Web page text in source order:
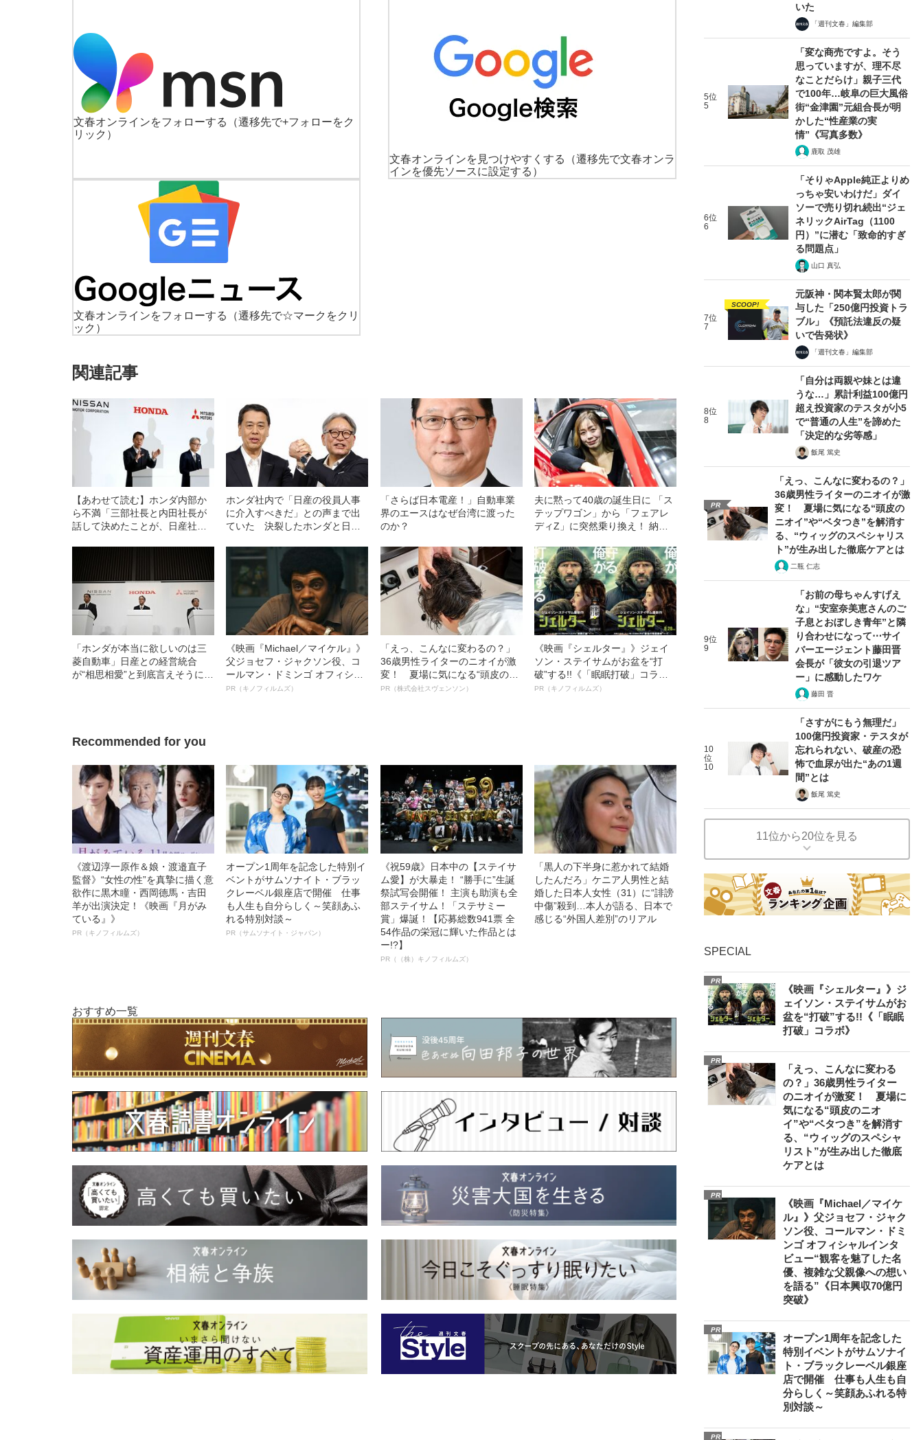
文春オンラインをフォローする
（遷移先で+フォローをク
リック）
文春オンラインを見つけやすくする
（遷移先で文春オンラ
インを優先ソースに設定する）
文春オンラインをフォローする
（遷移先で☆マークをクリ
ック）
関連記事
【あわせて読む】ホンダ内部か
ら不満「三部社長と内田社長が
話して決めたことが、日産社内
ホンダ社内で「日産の役員人事
に介入すべきだ」との声まで出
ていた 決裂したホンダと日産
「さらば日本電産！」自動車業
界のエースはなぜ台湾に渡った
のか？
夫に黙って40歳の誕生日に 「ス
テップワゴン」から「フェアレ
ディZ」に突然乗り換え！ 納車
な反応”
「ホンダが本当に欲しいのは三
菱自動車」日産との経営統合
が“相思相愛”と到底言えそうにな
《映画『Michael／マイケル』》
父ジョセフ・ジャクソン役、コ
ールマン・ドミンゴ オフィシャ
ルインタビュー“観客を魅了した
PR（キノフィルムズ）
「えっ、こんなに変わるの？」
36歳男性ライターのニオイが激
変！ 夏場に気になる“頭皮のニ
オイ”や“ベタつき”を解消す
PR（株式会社スヴェンソン）
《映画『シェルター』》ジェイ
ソン・ステイサムがお盆を“打
破”する!!《「眠眠打破」コラ
ボ》
PR（キノフィルムズ）
Recommended for you
《渡辺淳一原作＆娘・渡邉直子
監督》“女性の性”を真摯に描く意
欲作に黒木瞳・西岡德馬・吉田
羊が出演決定！《映画『月がみ
ている』》
PR（キノフィルムズ）
オープン1周年を記念した特別イ
ベントがサムソナイト・ブラッ
クレーベル銀座店で開催 仕事
も人生も自分らしく～笑顔あふ
れる特別対談～
PR（サムソナイト・ジャパン）
《祝59歳》日本中の【ステイサ
ム愛】が大暴走！ “勝手に”生誕
祭試写会開催！ 主演も助演も全
部ステイサム！「ステサミー
賞」爆誕！【応募総数941票 全
54作品の栄冠に輝いた作品とは
ー!?】
PR（（株）キノフィルムズ）
「黒人の下半身に惹かれて結婚
したんだろ」ケニア人男性と結
婚した日本人女性（31）に“誹謗
中傷”殺到…本人が語る、日本で
感じる“外国人差別”のリアル
おすすめ一覧
いた
「週刊文春」編集部
5位
5
「変な商売ですよ。そう
思っていますが、理不尽
なことだらけ」親子三代
で100年…岐阜の巨大風俗
街“金津園”元組合長が明
かした“性産業の実
情”《写真多数》
鹿取 茂雄
6位
6
「そりゃApple純正よりめ
っちゃ安いわけだ」ダイ
ソーで売り切れ続出“ジェ
ネリックAirTag（1100
円）”に潜む「致命的すぎ
る問題点」
山口 真弘
7位
7
SCOOP!
元阪神・関本賢太郎が関
与した「250億円投資トラ
ブル」《預託法違反の疑
いで告発状》
「週刊文春」編集部
8位
8
「自分は両親や妹とは違
うな…」累計利益100億円
超え投資家のテスタが小5
で“普通の人生”を諦めた
「決定的な劣等感」
飯尾 篤史
PR
「えっ、こんなに変わるの？」
36歳男性ライターのニオイが激
変！ 夏場に気になる“頭皮の
ニオイ”や“ベタつき”を解消す
る、“ウィッグのスペシャリス
ト”が生み出した徹底ケアとは
二瓶 仁志
9位
9
「お前の母ちゃんすげえ
な」“安室奈美恵さんのご
子息とおぼしき青年”と隣
り合わせになって⋯サイ
バーエージェント藤田晋
会長が「彼女の引退ツア
ー」に感動したワケ
藤田 晋
10
位
10
「さすがにもう無理だ」
100億円投資家・テスタが
忘れられない、破産の恐
怖で血尿が出た“あの1週
間”とは
飯尾 篤史
11位から20位を見る
SPECIAL
PR
《映画『シェルター』》ジ
ェイソン・ステイサムがお
盆を“打破”する!!《「眠眠
打破」コラボ》
PR
「えっ、こんなに変わる
の？」36歳男性ライター
のニオイが激変！ 夏場に
気になる“頭皮のニオ
イ”や“ベタつき”を解消す
る、“ウィッグのスペシャ
リスト”が生み出した徹底
ケアとは
PR
《映画『Michael／マイケ
ル』》父ジョセフ・ジャク
ソン役、コールマン・ドミ
ンゴ オフィシャルインタ
ビュー“観客を魅了した名
優、複雑な父親像への想い
を語る”《日本興収70億円
突破》
PR
オープン1周年を記念した
特別イベントがサムソナイ
ト・ブラックレーベル銀座
店で開催 仕事も人生も自
分らしく～笑顔あふれる特
別対談～
PR